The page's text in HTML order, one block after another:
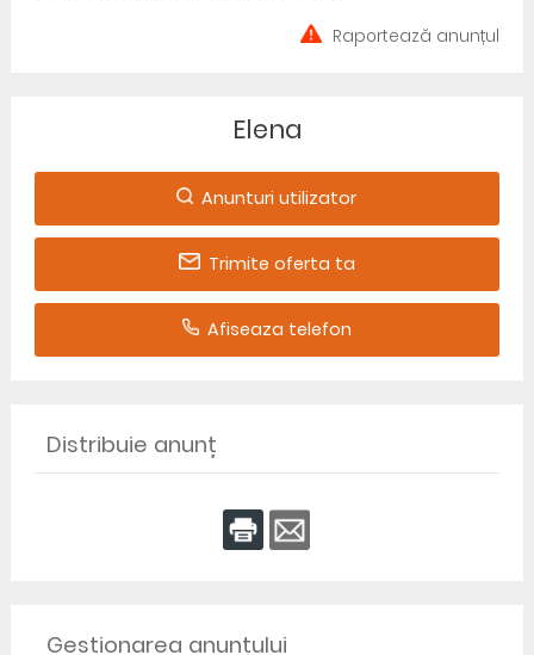
Raportează anunțul
Elena
Anunturi utilizator
Trimite oferta ta
Afiseaza telefon
Distribuie anunț
Gestionarea anunțului